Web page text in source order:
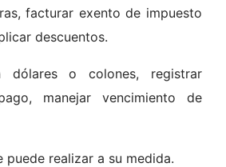
facturar exento de impuesto
descuentos.
dólares o colones, registrar
manejar vencimiento de
puede realizar a su medida.